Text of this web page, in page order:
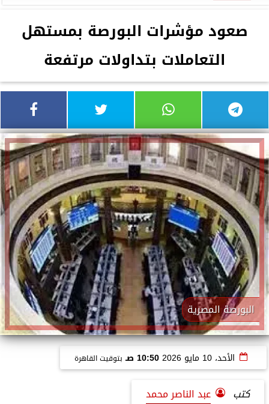
صعود مؤشرات البورصة بمستهل
التعاملات بتداولات مرتفعة
البورصة المصرية
الأحد، 10 مايو 2026 10:50 صـ بتوقيت القاهرة
كتب
عبد الناصر محمد